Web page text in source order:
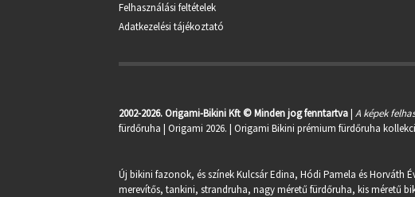
Felhasználási feltételek
Adatkezelési tájékoztató
2002-2026. Origami-Bikini Kft © Minden jog fenntartva|A képek
fürdőruha | Origami 2026. | Origami Bikini prémium fürdőruha
Új bikini fazonok, és színek Kulcsár Edina, Hódi Pamela és Horváth
merevítős, tankini, strandruha, nagy méretű fürdőruha, kis méretű